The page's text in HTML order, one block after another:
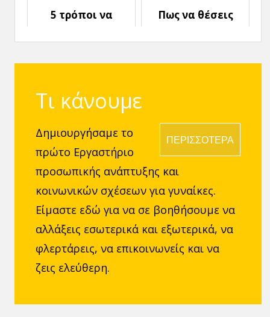
5 τρόποι να
Εμπιστοσύνη στη
Πως να θέσεις
μια ποιοτική
Τι κάνουμε
ΠΕΡΙΣΣΟΤΕΡΑ
Δημιουργήσαμε το
πρώτο Εργαστήριο
προσωπικής ανάπτυξης και
κοινωνικών σχέσεων για γυναίκες.
Είμαστε εδώ για να σε βοηθήσουμε να
αλλάξεις εσωτερικά και εξωτερικά, να
φλερτάρεις, να επικοινωνείς και να
ζεις ελεύθερη.